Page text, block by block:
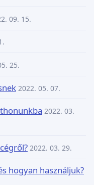
09. 15.
25.
2022. 05. 07.
2022. 03.
2022. 03. 29.
hogyan használjuk?